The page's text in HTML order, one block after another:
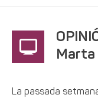
Marta
La passada